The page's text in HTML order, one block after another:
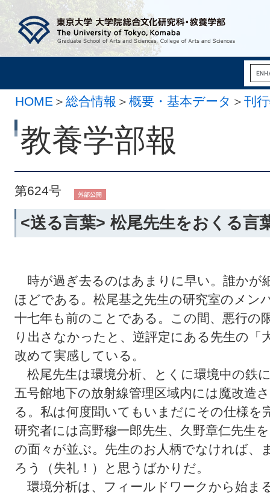
HOME ＞ 総合情報 ＞ 概要・基本データ ＞ 刊
月 5日）
教養学部報
第624号
<送る言葉> 松尾先生をおくる言
時が過ぎ去るのはあまりに早い。誰かが
ほどである。松尾基之先生の研究室のメン
十七年も前のことである。この間、悪行の
り出さなかったと、逆評定にある先生の「
改めて実感している。
松尾先生は環境分析、とくに環境中の鉄
五号館地下の放射線管理区域内には魔改造
る。私は何度聞いてもいまだにその仕様を
研究者には高野穆一郎先生、久野章仁先生
の面々が並ぶ。先生のお人柄でなければ
ろう（失礼！）と思うばかりだ。
環境分析は、フィールドワークから始ま